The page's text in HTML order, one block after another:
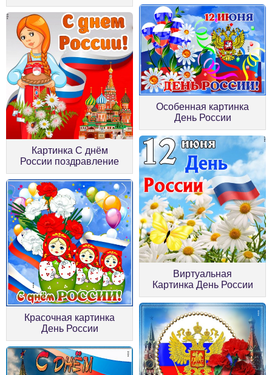
Картинка С днём
России поздравление
Особенная картинка
День России
Красочная картинка
День России
Виртуальная
Картинка День России